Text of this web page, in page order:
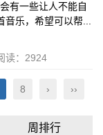
一些让人不能自
音乐，希望可以帮...
：2924
8 › ››
周排行